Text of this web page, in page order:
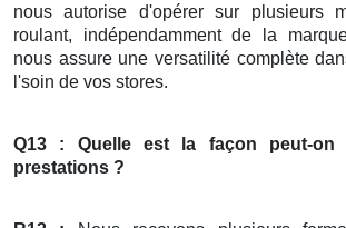
nous autorise d'opérer sur plusieurs
roulant, indépendamment de la
nous assure une versatilité complète
l'soin de vos stores.
Q13 : Quelle est la façon peut-on
prestations ?